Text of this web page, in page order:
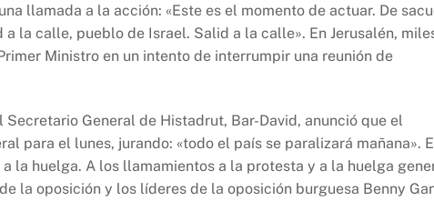
llamada a la acción: «Este es el momento de actuar. De
la calle, pueblo de Israel. Salid a la calle». En Jerusalén,
Ministro en un intento de interrumpir una reunión de
General de Histadrut, Bar-David, anunció que el
para el lunes, jurando: «todo el país se paralizará mañana».
la huelga. A los llamamientos a la protesta y a la huelga
la oposición y los líderes de la oposición burguesa Benny